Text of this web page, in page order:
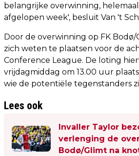
belangrijke overwinning,
afgelopen week', besluit Van 't
Door de overwinning op FK
zich weten te plaatsen voor de
Conference League. De loting
vrijdagmiddag om 13.00 uur
wie de potentiële tegenstanders
Lees ook
Invaller Taylor
verlenging de
Bodø/Glimt na